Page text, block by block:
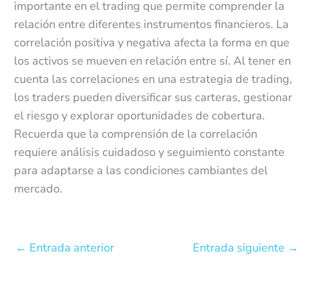
importante en el trading que permite comprender la
relación entre diferentes instrumentos financieros. La
correlación positiva y negativa afecta la forma en que
los activos se mueven en relación entre sí. Al tener en
cuenta las correlaciones en una estrategia de trading,
los traders pueden diversificar sus carteras, gestionar
el riesgo y explorar oportunidades de cobertura.
Recuerda que la comprensión de la correlación
requiere análisis cuidadoso y seguimiento constante
para adaptarse a las condiciones cambiantes del
mercado.
← Entrada anterior Entrada siguiente →